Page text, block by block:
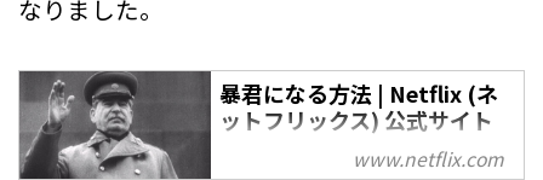
なりました。
暴君になる方法 | Netflix (ネ
ットフリックス) 公式サイト
人々を支配するために必要なもの
www.netflix.com